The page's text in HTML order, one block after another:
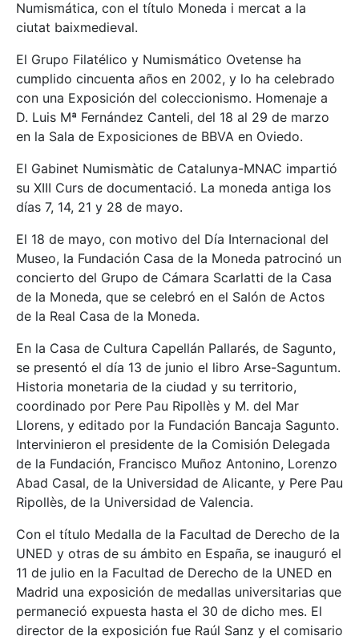
Numismática, con el título Moneda i mercat a la
ciutat baixmedieval.
El Grupo Filatélico y Numismático Ovetense ha
cumplido cincuenta años en 2002, y lo ha celebrado
con una Exposición del coleccionismo. Homenaje a
D. Luis Mª Fernández Canteli, del 18 al 29 de marzo
en la Sala de Exposiciones de BBVA en Oviedo.
El Gabinet Numismàtic de Catalunya-MNAC impartió
su XIII Curs de documentació. La moneda antiga los
días 7, 14, 21 y 28 de mayo.
El 18 de mayo, con motivo del Día Internacional del
Museo, la Fundación Casa de la Moneda patrocinó un
concierto del Grupo de Cámara Scarlatti de la Casa
de la Moneda, que se celebró en el Salón de Actos
de la Real Casa de la Moneda.
En la Casa de Cultura Capellán Pallarés, de Sagunto,
se presentó el día 13 de junio el libro Arse-Saguntum.
Historia monetaria de la ciudad y su territorio,
coordinado por Pere Pau Ripollès y M. del Mar
Llorens, y editado por la Fundación Bancaja Sagunto.
Intervinieron el presidente de la Comisión Delegada
de la Fundación, Francisco Muñoz Antonino, Lorenzo
Abad Casal, de la Universidad de Alicante, y Pere Pau
Ripollès, de la Universidad de Valencia.
Con el título Medalla de la Facultad de Derecho de la
UNED y otras de su ámbito en España, se inauguró el
11 de julio en la Facultad de Derecho de la UNED en
Madrid una exposición de medallas universitarias que
permaneció expuesta hasta el 30 de dicho mes. El
director de la exposición fue Raúl Sanz y el comisario